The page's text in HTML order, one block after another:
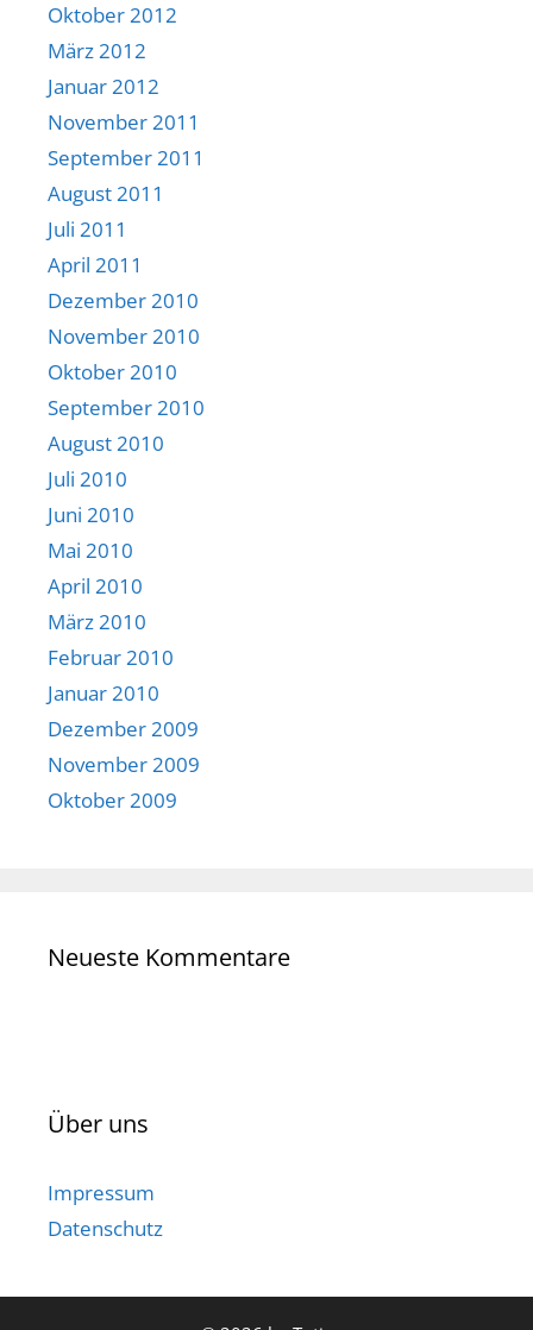
Oktober 2012
März 2012
Januar 2012
November 2011
September 2011
August 2011
Juli 2011
April 2011
Dezember 2010
November 2010
Oktober 2010
September 2010
August 2010
Juli 2010
Juni 2010
Mai 2010
April 2010
März 2010
Februar 2010
Januar 2010
Dezember 2009
November 2009
Oktober 2009
Neueste Kommentare
Über uns
Impressum
Datenschutz